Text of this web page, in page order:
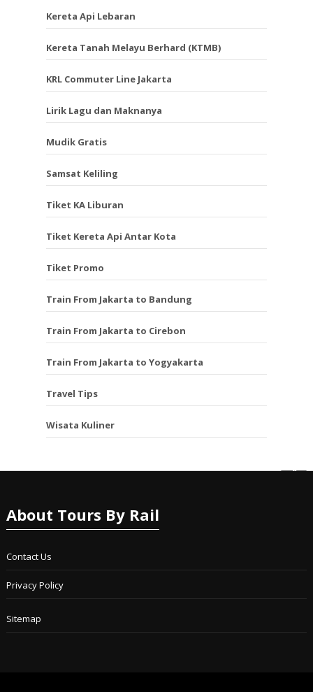
Kereta Api Lebaran
Kereta Tanah Melayu Berhard (KTMB)
KRL Commuter Line Jakarta
Lirik Lagu dan Maknanya
Mudik Gratis
Samsat Keliling
Tiket KA Liburan
Tiket Kereta Api Antar Kota
Tiket Promo
Train From Jakarta to Bandung
Train From Jakarta to Cirebon
Train From Jakarta to Yogyakarta
Travel Tips
Wisata Kuliner
About Tours By Rail
Contact Us
Privacy Policy
Sitemap